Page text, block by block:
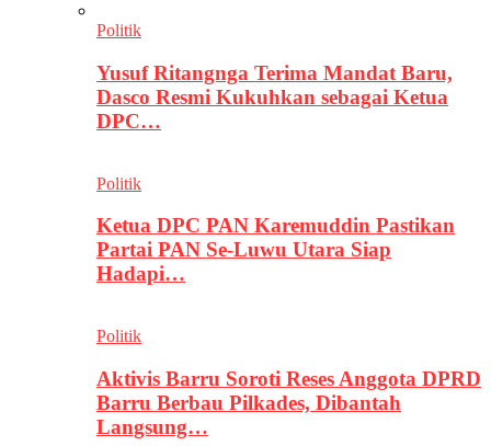
Politik
Yusuf Ritangnga Terima Mandat Baru,
Dasco Resmi Kukuhkan sebagai Ketua
DPC…
Politik
Ketua DPC PAN Karemuddin Pastikan
Partai PAN Se-Luwu Utara Siap
Hadapi…
Politik
Aktivis Barru Soroti Reses Anggota DPRD
Barru Berbau Pilkades, Dibantah
Langsung…